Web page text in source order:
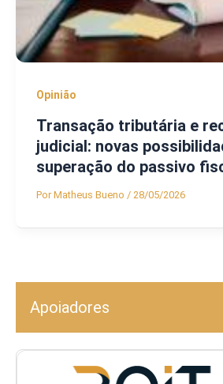
Opinião
Transação tributária e
judicial: novas
superação do passivo
PorMatheus Bueno / 28/05/2026
Apoiadores